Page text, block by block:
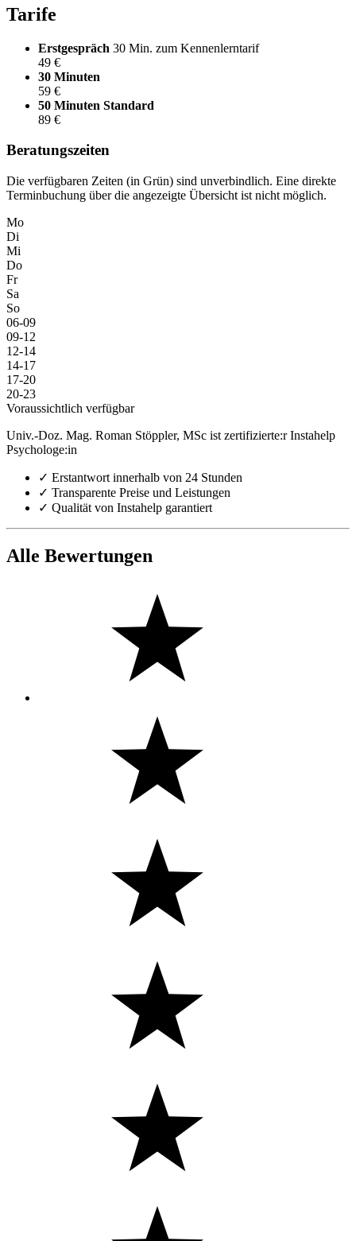
Tarife
Erstgespräch 30 Min. zum Kennenlerntarif
49 €
30 Minuten
59 €
50 Minuten Standard
89 €
Beratungszeiten
Die verfügbaren Zeiten (in Grün) sind unverbindlich. Eine direkte
Terminbuchung über die angezeigte Übersicht ist nicht möglich.
Mo
Di
Mi
Do
Fr
Sa
So
06-09
09-12
12-14
14-17
17-20
20-23
Voraussichtlich verfügbar
Univ.-Doz. Mag. Roman Stöppler, MSc ist zertifizierte:r Instahelp
Psychologe:in
✓ Erstantwort innerhalb von 24 Stunden
✓ Transparente Preise und Leistungen
✓ Qualität von Instahelp garantiert
Alle Bewertungen